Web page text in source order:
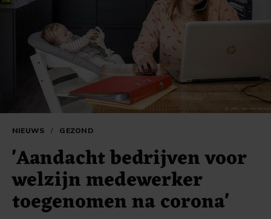
NIEUWS / GEZOND
'Aandacht bedrijven voor
welzijn medewerker
toegenomen na corona'